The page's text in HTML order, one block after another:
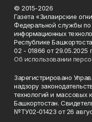
© 2015-2026
Газета «Зилаирские
Федеральной службы по
информационных
Республике
02 - 01866 от 29.05.2025
Об использовании
Зарегистрировано
надзору
технологий и массовых
Башкортостан.
№ТУ02-01423 от 26